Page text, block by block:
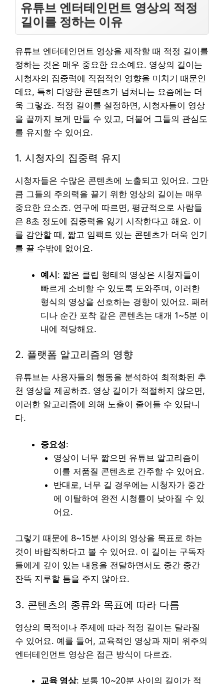
유튜브 엔터테인먼트 영상의 적정
길이를 정하는 이유
유튜브 엔터테인먼트 영상을 제작할 때 적정 길이를
정하는 것은 매우 중요한 요소예요. 영상의 길이는
시청자의 집중력에 직접적인 영향을 미치기 때문인
데요, 특히 다양한 콘텐츠가 넘쳐나는 요즘에는 더
욱 그렇죠. 적정 길이를 설정하면, 시청자들이 영상
을 끝까지 보게 만들 수 있고, 더불어 그들의 관심도
를 유지할 수 있어요.
1. 시청자의 집중력 유지
시청자들은 수많은 콘텐츠에 노출되고 있어요. 그만
큼 그들의 주의력을 끌기 위한 영상의 길이는 매우
중요한 요소죠. 연구에 따르면, 평균적으로 사람들
은 8초 정도에 집중력을 잃기 시작한다고 해요. 이
를 감안할 때, 짧고 임팩트 있는 콘텐츠가 더욱 인기
를 끌 수밖에 없어요.
예시: 짧은 클립 형태의 영상은 시청자들이
빠르게 소비할 수 있도록 도와주며, 이러한
형식의 영상을 선호하는 경향이 있어요. 패러
디나 순간 포착 같은 콘텐츠는 대개 1~5분 이
내에 적당해요.
2. 플랫폼 알고리즘의 영향
유튜브는 사용자들의 행동을 분석하여 최적화된 추
천 영상을 제공하죠. 영상 길이가 적절하지 않으면,
이러한 알고리즘에 의해 노출이 줄어들 수 있답니
다.
중요성:
영상이 너무 짧으면 유튜브 알고리즘이
이를 저품질 콘텐츠로 간주할 수 있어요.
반대로, 너무 길 경우에는 시청자가 중간
에 이탈하여 완전 시청률이 낮아질 수 있
어요.
그렇기 때문에 8~15분 사이의 영상을 목표로 하는
것이 바람직하다고 볼 수 있어요. 이 길이는 구독자
들에게 깊이 있는 내용을 전달하면서도 중간 중간
잔뜩 지루할 틈을 주지 않아요.
3. 콘텐츠의 종류와 목표에 따라 다름
영상의 목적이나 주제에 따라 적정 길이는 달라질
수 있어요. 예를 들어, 교육적인 영상과 재미 위주의
엔터테인먼트 영상은 접근 방식이 다르죠.
교육 영상: 보통 10~20분 사이의 길이가 적